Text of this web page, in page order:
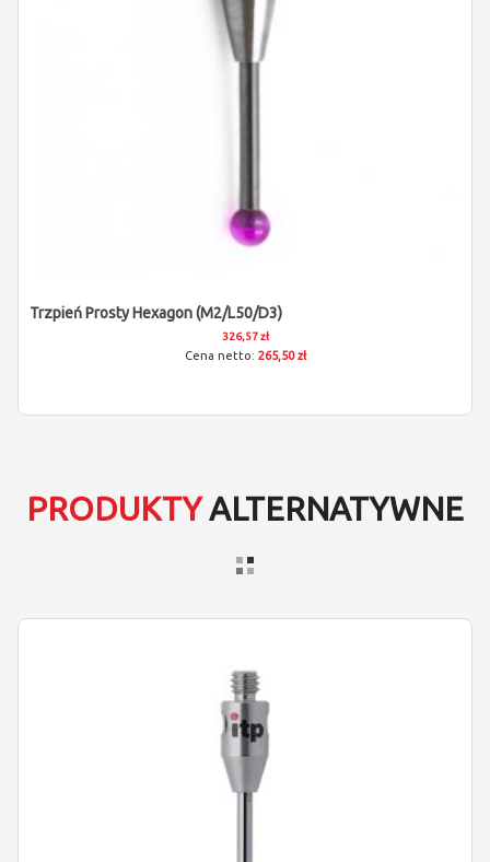
Trzpień Prosty Hexagon (M2/L50/D3)
326,57 zł
265,50 zł
PRODUKTYALTERNATYWNE